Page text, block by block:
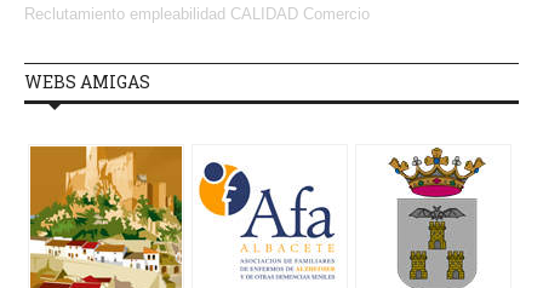
Reclutamiento empleabilidad CALIDAD Comercio
WEBS AMIGAS